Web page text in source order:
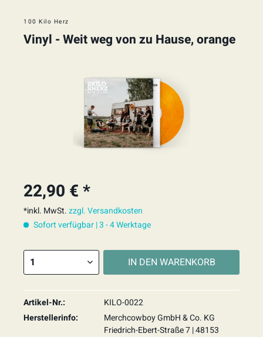
100 Kilo Herz
Vinyl - Weit weg von zu Hause, orange
22,90 € *
*inkl. MwSt.zzgl. Versandkosten
Sofort verfügbar | 3 - 4 Werktage
IN DEN WARENKORB
Artikel-Nr.:
KILO-0022
Herstellerinfo:
Merchcowboy GmbH & Co. KG
Friedrich-Ebert-Straße 7 | 48153